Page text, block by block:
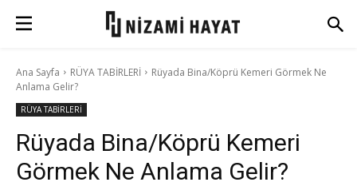
Ana Sayfa RÜYA TABİRLERİ
Rüyada Bina/Köprü Kemeri Görmek Ne
Anlama Gelir?
RÜYA TABİRLERİ
Rüyada Bina/Köprü Kemeri
Görmek Ne Anlama Gelir?